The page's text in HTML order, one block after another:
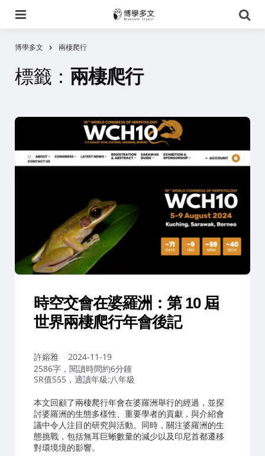
尋
博學多文 兩棲爬行
標籤： 兩棲爬行
時空交會在婆羅洲：第 10 屆
世界兩棲爬行年會後記
作
者：
許嫆雅
2024-11-19
2586字，閱讀時間約6分鐘
SR值555，適讀年級:八年級
本文回顧了兩棲爬行年會在婆羅洲舉行的經過，並探
討婆羅洲的生態多樣性、重要學者的貢獻，與介紹會
議中令人注目的研究與活動。同時，關注婆羅洲的生
態挑戰，包括無耳巨蜥數量的減少以及印尼首都遷移
對環境境的影響。